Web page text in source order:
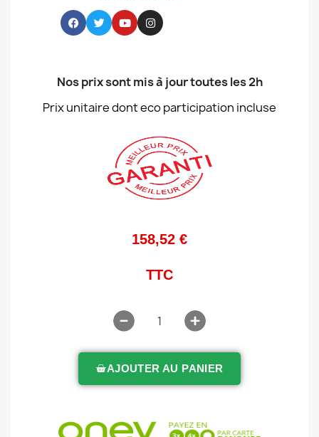
Nos prix sont mis à jour toutes les 2h
Prix unitaire dont eco participation incluse
158,52 €
TTC
AJOUTER AU PANIER